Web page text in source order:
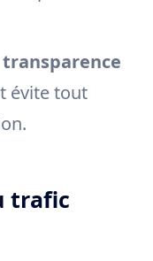
transparence
évite tout
trafic